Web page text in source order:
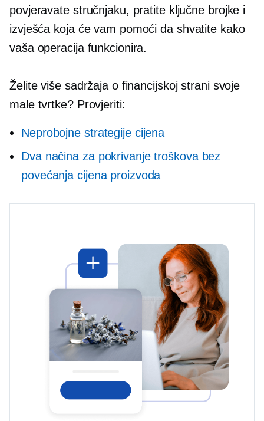
povjeravate stručnjaku, pratite ključne brojke i
izvješća koja će vam pomoći da shvatite kako
vaša operacija funkcionira.
Želite više sadržaja o financijskoj strani svoje
male tvrtke? Provjeriti:
Neprobojne strategije cijena
Dva načina za pokrivanje troškova bez
povećanja cijena proizvoda